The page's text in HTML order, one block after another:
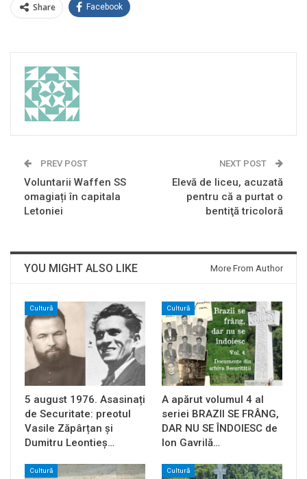
Share Facebook
PREV POST
Voluntarii Waffen SS
omagiați în capitala
Letoniei
NEXT POST
Elevă de liceu, acuzată
pentru că a purtat o
bentiţă tricoloră
YOU MIGHT ALSO LIKE More From Author
Cultură
5 august 1976. Asasinați
de Securitate: preotul
Vasile Zăpârțan și
Dumitru Leontieș…
Cultură
A apărut volumul 4 al
seriei BRAZII SE FRÂNG,
DAR NU SE ÎNDOIESC de
Ion Gavrilă…
Cultură Cultură